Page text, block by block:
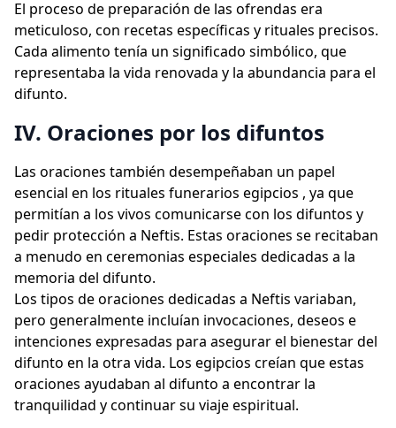
El proceso de preparación de las ofrendas era
meticuloso, con recetas específicas y rituales precisos.
Cada alimento tenía un significado simbólico, que
representaba la vida renovada y la abundancia para el
difunto.
IV. Oraciones por los difuntos
Las oraciones también desempeñaban un papel
esencial en los rituales funerarios egipcios , ya que
permitían a los vivos comunicarse con los difuntos y
pedir protección a Neftis. Estas oraciones se recitaban
a menudo en ceremonias especiales dedicadas a la
memoria del difunto.
Los tipos de oraciones dedicadas a Neftis variaban,
pero generalmente incluían invocaciones, deseos e
intenciones expresadas para asegurar el bienestar del
difunto en la otra vida. Los egipcios creían que estas
oraciones ayudaban al difunto a encontrar la
tranquilidad y continuar su viaje espiritual.